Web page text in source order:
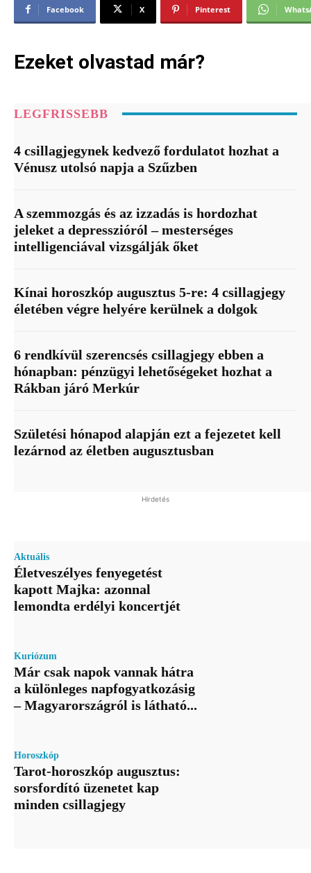
Facebook X Pinterest
Ezeket olvastad már?
LEGFRISSEBB
4 csillagjegynek kedvező fordulatot hozhat a
Vénusz utolsó napja a Szűzben
A szemmozgás és az izzadás is hordozhat
jeleket a depresszióról – mesterséges
intelligenciával vizsgálják őket
Kínai horoszkóp augusztus 5-re: 4 csillagjegy
életében végre helyére kerülnek a dolgok
6 rendkívül szerencsés csillagjegy ebben a
hónapban: pénzügyi lehetőségeket hozhat a
Rákban járó Merkúr
Születési hónapod alapján ezt a fejezetet kell
lezárnod az életben augusztusban
Hirdetés
Aktuális
Életveszélyes fenyegetést
kapott Majka: azonnal
lemondta erdélyi koncertjét
Kuriózum
Már csak napok vannak hátra
a különleges napfogyatkozásig
– Magyarországról is látható...
Horoszkóp
Tarot-horoszkóp augusztus:
sorsfordító üzenetet kap
minden csillagjegy